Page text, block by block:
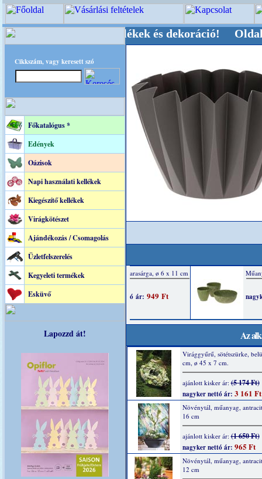
Cikkszám, vagy keresett szó
Főkatalógus *
Edények
Oázisok
Napi használati kellékek
Kiegészítő kellékek
Virágkötészet
Ajándékozás / Csomagolás
Üzletfelszerelés
Kegyeleti termékek
Esküvő
Lapozzd át!
Kegyeleti-kellékek és dekoráció! Oldalunkat
Az
Virággyűrű, sötétszürke,
cm, ø 45 x 7 cm.
ajánlott kisker ár:(5 174 Ft)
nagyker nettó ár: 3 161 Ft
Növénytál, műanyag,
16 cm
ajánlott kisker ár:(1 650 Ft)
nagyker nettó ár: 965 Ft
Növénytál, műanyag,
12 cm